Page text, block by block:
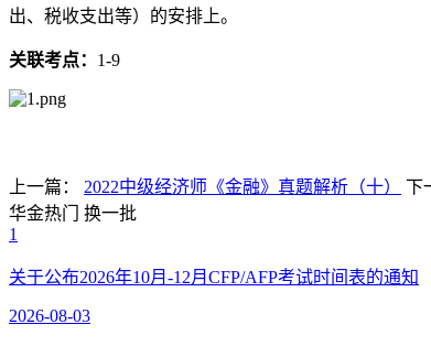
出、税收支出等）的安排上。
关联考点： 1-9
上一篇： 2022中级经济师《金融》真题解析（十） 下
华金热门
换一批
1
关于公布2026年10月-12月CFP/AFP考试时间表的通知
2026-08-03